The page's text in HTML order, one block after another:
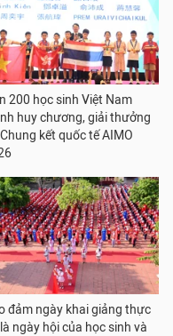
200 học sinh Việt Nam
huy chương, giải thưởng
kết quốc tế AIMO
đảm ngày khai giảng thực
ngày hội của học sinh và